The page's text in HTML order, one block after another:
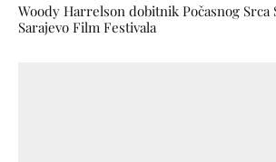
Woody Harrelson dobitnik Počasnog Srca
Sarajevo Film Festivala